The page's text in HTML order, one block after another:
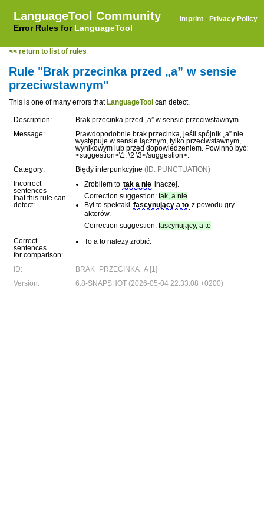
LanguageTool Community
Error Rules for LanguageTool
Imprint · Privacy Policy
<< return to list of rules
Rule "Brak przecinka przed „a” w sensie
przeciwstawnym"
This is one of many errors that LanguageTool can detect.
Description:
Brak przecinka przed „a” w sensie przeciwstawnym
Message:
Prawdopodobnie brak przecinka, jeśli spójnik „a” nie
występuje w sensie łącznym, tylko przeciwstawnym,
wynikowym lub przed dopowiedzeniem. Powinno być:
<suggestion>\1, \2 \3</suggestion>.
Category:
Błędy interpunkcyjne (ID: PUNCTUATION)
Incorrect
sentences
that this rule can
detect:
Zrobiłem to tak a nie inaczej.
Correction suggestion: tak, a nie
Był to spektakl fascynujący a to z powodu gry
aktorów.
Correction suggestion: fascynujący, a to
Correct
sentences
for comparison:
To a to należy zrobić.
ID:
BRAK_PRZECINKA_A [1]
Version:
6.8-SNAPSHOT (2026-05-04 22:33:08 +0200)